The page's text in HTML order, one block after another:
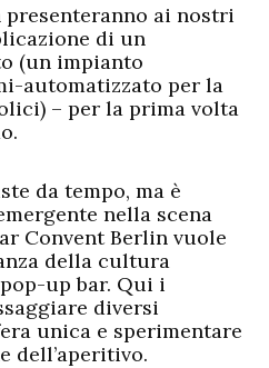
presenteranno ai nostri
di un
(un impianto
automatizzato per la
– per la prima volta
da tempo, ma è
nella scena
Convent Berlin vuole
della cultura
up bar. Qui i
diversi
unica e sperimentare
dell’aperitivo.